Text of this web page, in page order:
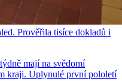
Prověřila tisíce dokladů i
mají na svědomí
kraji. Uplynulé první pololetí